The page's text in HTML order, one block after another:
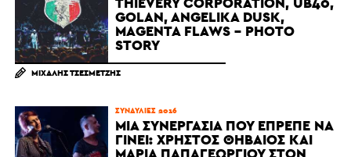
GOLAN, ANGELIKA DUSK,
MAGENTA FLAWS - PHOTO
STORY
ΜΙΧΆΛΗΣ ΤΣΕΣΜΕΤΖΉΣ
ΣΥΝΑΥΛΊΕΣ 2016
ΜΙΑ ΣΥΝΕΡΓΑΣΊΑ ΠΟΥ ΈΠΡΕΠΕ ΝΑ
ΓΊΝΕΙ: ΧΡΉΣΤΟΣ ΘΗΒΑΊΟΣ ΚΑΙ
ΜΑΡΊΑ ΠΑΠΑΓΕΩΡΓΊΟΥ ΣΤΟΝ